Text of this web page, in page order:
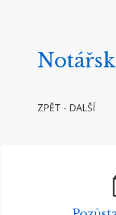
ZPĚT - DALŠÍ